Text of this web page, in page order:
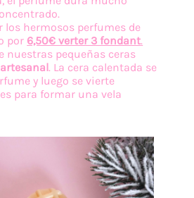
los hermosos perfumes de
por 6,50€ verter 3 fondant.
nuestras pequeñas ceras
artesanal. La cera calentada se
y luego se vierte
para formar una vela